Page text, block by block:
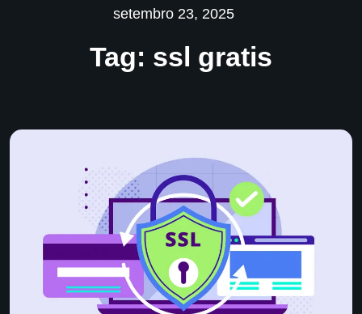
setembro 23, 2025
Tag: ssl gratis